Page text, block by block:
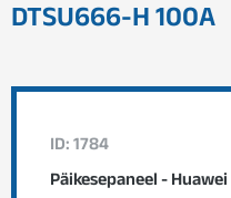
DTSU666-H 100A
ID: 1784
Päikesepaneel - Huawei